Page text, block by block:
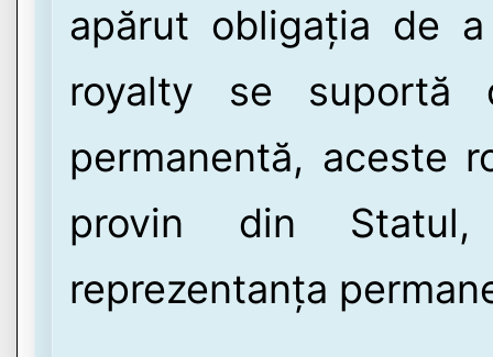
apărut obligația de
royalty se suportă
permanentă, aceste
provin din
reprezentanța